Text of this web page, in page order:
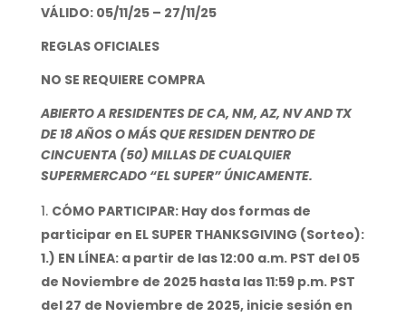
VÁLIDO: 05/11/25 – 27/11/25
REGLAS OFICIALES
NO SE REQUIERE COMPRA
ABIERTO A RESIDENTES DECA, NM, AZ, NV AND TX
DE 18 AÑOS O MÁS QUE RESIDEN DENTRO DE
CINCUENTA (50) MILLAS DE CUALQUIER
SUPERMERCADO “EL SUPER” ÚNICAMENTE.
CÓMO PARTICIPAR: Hay dos formas de
participar en EL SUPER THANKSGIVING (Sorteo):
1.) EN LÍNEA: a partir de las 12:00 a.m. PST del 05
de Noviembre de 2025 hasta las 11:59 p.m. PST
del 27 de Noviembre de 2025, inicie sesión en